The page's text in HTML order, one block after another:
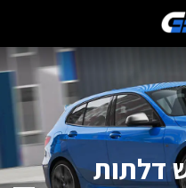
1 חמש דלתות